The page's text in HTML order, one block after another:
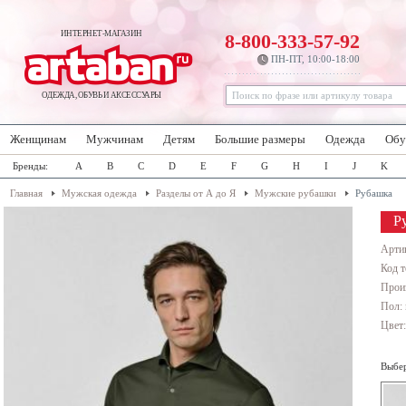
ИНТЕРНЕТ-МАГАЗИН
ОДЕЖДА, ОБУВЬ И АКСЕССУАРЫ
8-800-333-57-92
ПН-ПТ, 10:00-18:00
Женщинам Мужчинам Детям Большие размеры Одежда
Бренды: A B C D E F G H I J K
Главная Мужская одежда Разделы от А до Я Мужские рубашки Рубашка
Код
Пол: